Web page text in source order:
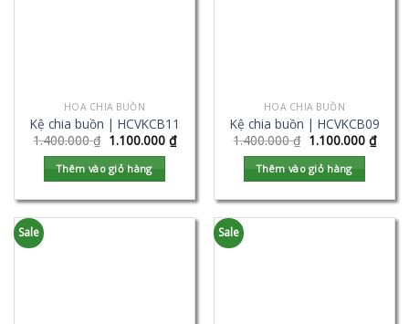
HOA CHIA BUỒN
Kệ chia buồn | HCVKCB11
1.400.000₫ 1.100.000 ₫
Thêm vào giỏ hàng
HOA CHIA BUỒN
Kệ chia buồn | HCVKCB09
1.400.000₫ 1.100.000 ₫
Thêm vào giỏ hàng
Sale Sale